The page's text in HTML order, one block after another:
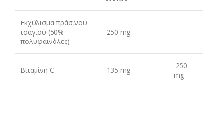
Εκχύλισμα πράσινου
τσαγιού (50%
πολυφαινόλες)
250 mg –
Βιταμίνη C 135 mg
250
mg